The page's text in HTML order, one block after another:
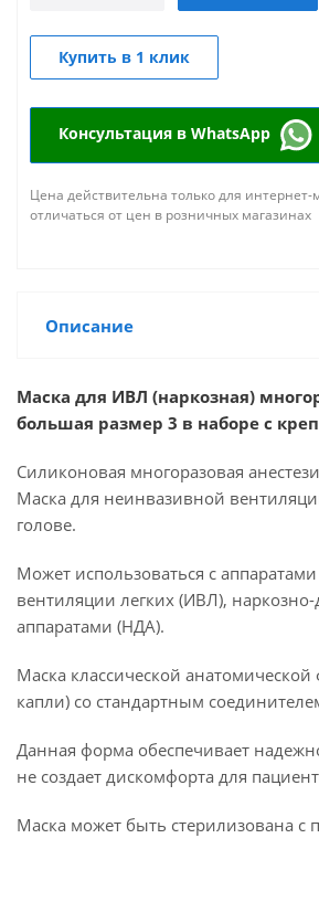
Купить в 1 клик
Консультация в WhatsApp
Цена действительна только для
отличаться от цен в розничных магазинах
Описание
Маска для ИВЛ (наркозная)
большая размер 3 в наборе с
Силиконовая многоразовая
Маска для неинвазивной
голове.
Может использоваться с
вентиляции легких (ИВЛ),
аппаратами (НДА).
Маска классической
капли) со стандартным
Данная форма обеспечивает
не создает дискомфорта для
Маска может быть стерилизована с